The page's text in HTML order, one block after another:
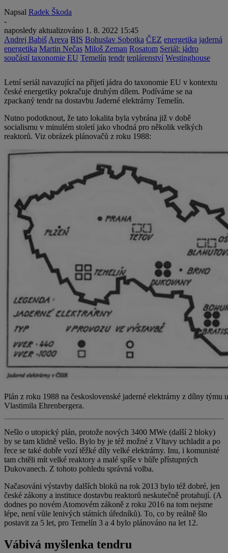
Napsal Radek Škoda
-
naposledy aktualizováno 1. 8. 2022 15:45
Andrej Babiš Areva BIS Bohuslav Sobotka ČEZ energetika jaderná
energetika Martin Nečas Miloš Zeman Rosatom Seriál: jádro
součástí taxonomie EU Temelín tendr teplárenství Westinghouse
Letní seriál navazující na přijetí jádra do taxonomie EU v kontextu
české energetiky pokračuje druhým dílem. Podíváme se na
zpackaný tendr na dostavbu Jaderné elektrárny Temelín.
Nutno podotknout, že tato lokalita byla vybrána již v době
socialismu v minulém století jako vhodná pro několik velkých
reaktorů. Viz obrázek plánovačů z roku 1988:
Plán z roku 1988 na československé jaderné elektrárny z dílny týmu
Vlastimila Ehrenbergera.
Nešlo o utopický plán, protože nových 3400 MWe (další 2 bloky)
by se tam klidně vešlo. Bylo by je též možné z Vltavy uchladit a po
řece se také dobře vozí těžké díly velké elektrárny. Inu, i komunisté
tam chtěli mít velké reaktory a malé spíše v hůře přístupných
Dukovanech. Z tohoto pohledu správná volba.
Načasováni výstavby dalších bloků na rok 2013 bylo též dobré, jen
české zákony a instituce dostavbu reaktorů neskutečně protahují. (A
dodnes po novém Atomovém zákoně z roku 2016 na tom nejsme
lépe, není vůle lenivých státních úředníků). To, co by reálně šlo
postavit za 5 let, pro Temelín 3 a 4 bylo plánováno na let 12.
Vábivá myšlenka tendru